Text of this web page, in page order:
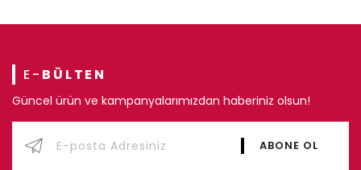
E- BÜLTEN
Güncel ürün ve kampanyalarımızdan haberiniz olsun!